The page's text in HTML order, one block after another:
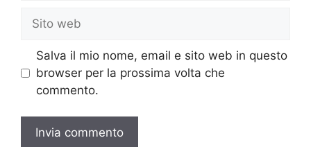
web
Salva il mio nome, email e sito web in questo
browser per la prossima volta che
commento.